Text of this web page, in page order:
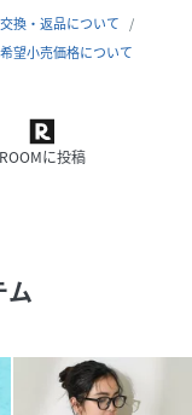
スカートスタイル
交換・返品について
望小売価格について
ROOMに投稿
ム